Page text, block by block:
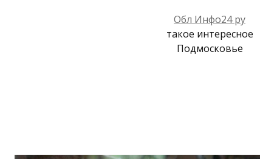
Обл Инфо24 ру
такое интересное
Подмосковье